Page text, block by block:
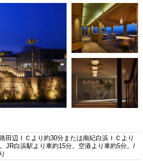
田辺ＩＣより約30分または南紀白浜ＩＣより
JR白浜駅より車約15分。空港より車約5分。/